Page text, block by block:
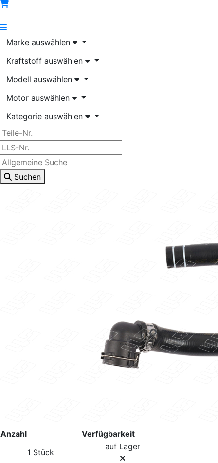
Marke auswählen
Kraftstoff auswählen
Modell auswählen
Motor auswählen
Kategorie auswählen
Suchen
Anzahl
Verfügbarkeit
1 Stück
auf Lager